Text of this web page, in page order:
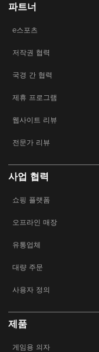
파트너
e스포츠
저작권 협력
국경 간 협력
제휴 프로그램
웹사이트 리뷰
전문가 리뷰
사업 협력
쇼핑 플랫폼
오프라인 매장
유통업체
대량 주문
사용자 정의
제품
게임용 의자